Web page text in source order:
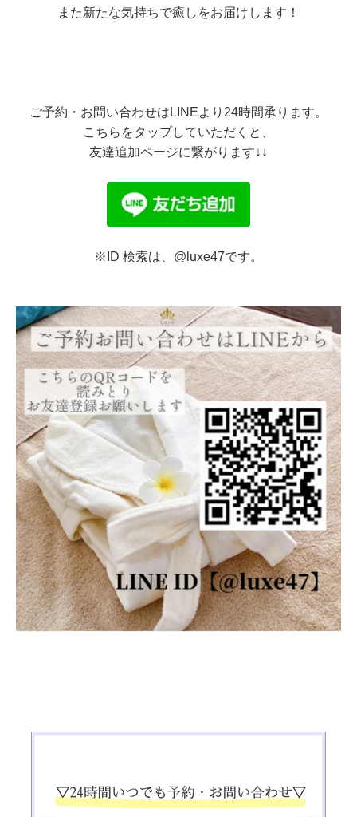
また新たな気持ちで癒しをお届けします！
ご予約・お問い合わせはLINEより24時間承ります。
こちらをタップしていただくと、
友達追加ページに繋がります↓↓
※ID 検索は、@luxe47です。